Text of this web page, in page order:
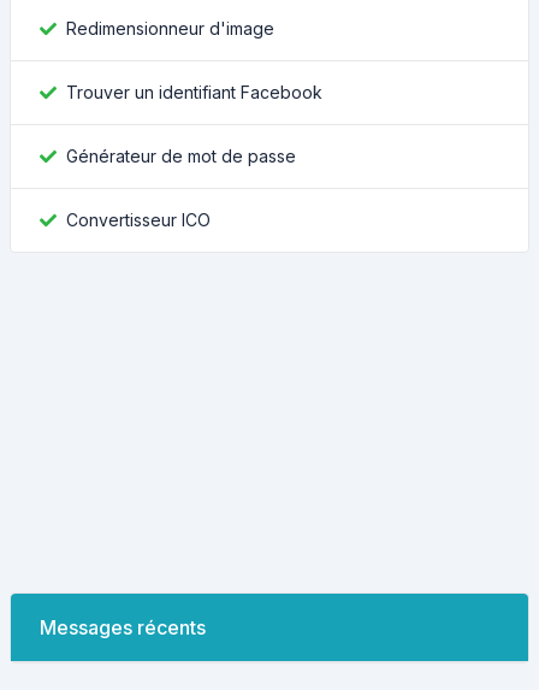
Redimensionneur d'image
Trouver un identifiant Facebook
Générateur de mot de passe
Convertisseur ICO
Messages récents